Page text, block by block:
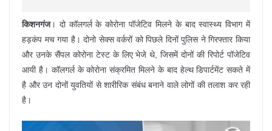
किशनगंज। दो कॉलगर्ल के कोरोना पॉजेटिव मिलने के बाद स्वास्थ्य विभाग में
हड़कंप मच गया है। दोनो सेक्स वर्करों को पिछले दिनों पुलिस ने गिरफ्तार किया
और उनके सैंपल कोरोना टेस्ट के लिए भेजे थे, जिसमें दोनों की रिपोर्ट पॉजेटिव
आयी है। कॉलगर्ल के कोरोना संक्रमित मिलने के बाद हेल्थ डिपार्टमेंट सकते में
है और उन दोनों युवतियों से शारीरिक संबंध बनाने वाले लोगों की तलाश कर रही
है।